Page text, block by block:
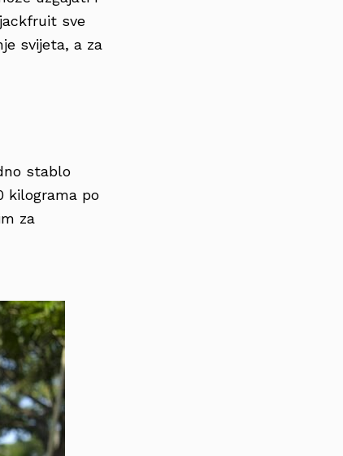
sve
svijeta, a za
stablo
kilograma po
za